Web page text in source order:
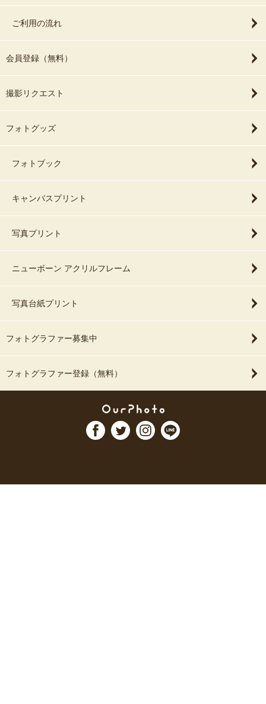
ご利用の流れ
会員登録（無料）
撮影リクエスト
フォトグッズ
フォトブック
キャンバスプリント
写真プリント
ニューボーン アクリルフレーム
写真台紙プリント
フォトグラファー募集中
フォトグラファー登録（無料）